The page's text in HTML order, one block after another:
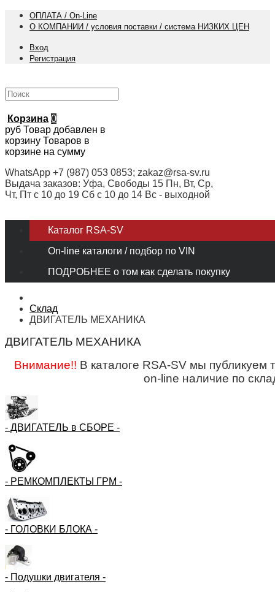
ОПЛАТА / On-Line
О КОМПАНИИ / условия поставки / система НИЗКИХ ЦЕН
Вход
Регистрация
Корзина 0
руб Товар добавлен в
корзину Товаров в
корзине на сумму
WhatsApp +7 (987) 053 0853; zakaz@rsa-sv.ru
Выдача заказов: Уфа, Свободы 15 Пн, Вт, Ср,
Чт, Пт с 10 до 19 Сб с 10 до 14 Вс - выходной
Каталог RSA-SV
On-line каталоги / подбор по VIN
ПОДРОБНЕЕ о том как сделать покупку
Склад
ДВИГАТЕЛЬ МЕХАНИКА
ДВИГАТЕЛЬ МЕХАНИКА
Внимание!! В каталоге RSA-SV мы публикуем
on-line наличие по
- ДВИГАТЕЛЬ в СБОРЕ -
- РЕМКОМПЛЕКТЫ ГРМ -
- ГОЛОВКИ БЛОКА -
- Подушки двигателя -